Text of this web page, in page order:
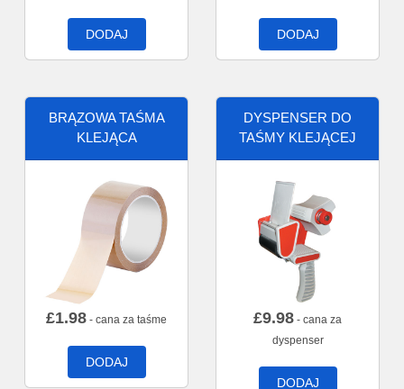
DODAJ DODAJ
BRĄZOWA TAŚMA
KLEJĄCA
£1.98 - cana za taśme
DODAJ
DYSPENSER DO
TAŚMY KLEJĄCEJ
£9.98 - cana za
dyspenser
DODAJ